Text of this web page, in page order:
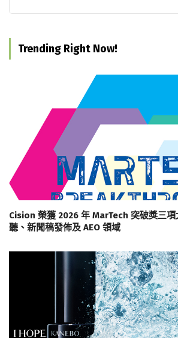
Trending Right Now!
Cision 榮獲 2026 年 MarTech 突破獎三
聽、新聞稿發佈及 AEO 領域